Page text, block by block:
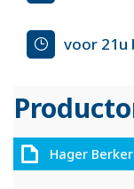
voor 21u
Hager